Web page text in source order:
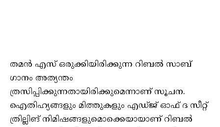
തമൻ എസ് ഒരുക്കിയിരിക്കുന്ന റിബൽ സാബ്
ഗാനം അത്യന്തം
ത്രസിപ്പിക്കുന്നതായിരിക്കുമെന്നാണ് സൂചന.
ഐതിഹ്യങ്ങളും മിത്തുകളും എഡ്ജ് ഓഫ് ദ സീറ്റ്
ത്രില്ലിങ് നിമിഷങ്ങളുമൊക്കെയായാണ് റിബൽ